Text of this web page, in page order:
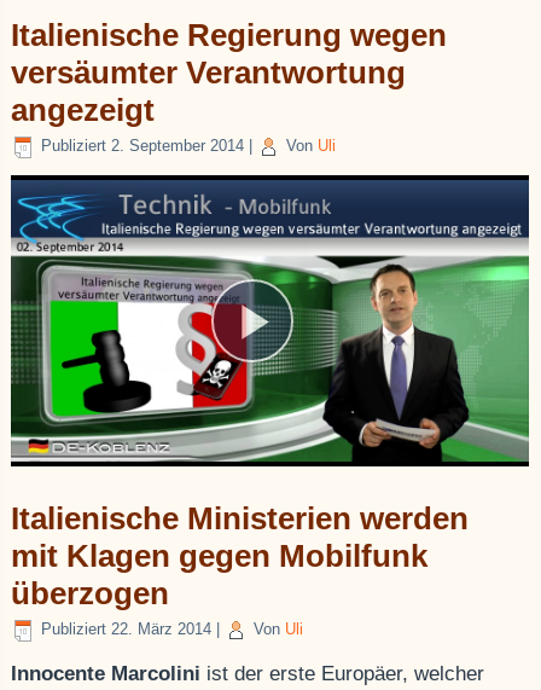
Italienische Regierung wegen
versäumter Verantwortung
angezeigt
Publiziert 2. September 2014 Von Uli
Italienische Ministerien werden
mit Klagen gegen Mobilfunk
überzogen
Publiziert 22. März 2014 Von Uli
Innocente Marcolini ist der erste Europäer, welcher